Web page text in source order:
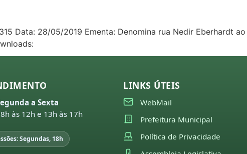
Data: 28/05/2019 Ementa: Denomina rua Nedir Eberhardt
a Sexta
às 12h e 13h às 17h
Segundas, 18h
LINKS ÚTEIS
WebMail
Prefeitura Municipal
Política de Privacidade